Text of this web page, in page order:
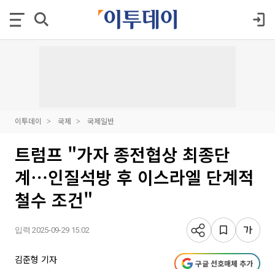
이투데이 국제 국제일반
트럼프 "가자 종전협상 최종단
계⋯인질석방 후 이스라엘 단계적
철수 조건"
입력 2025-09-29 15:02
김준형 기자 구글 선호매체 추가